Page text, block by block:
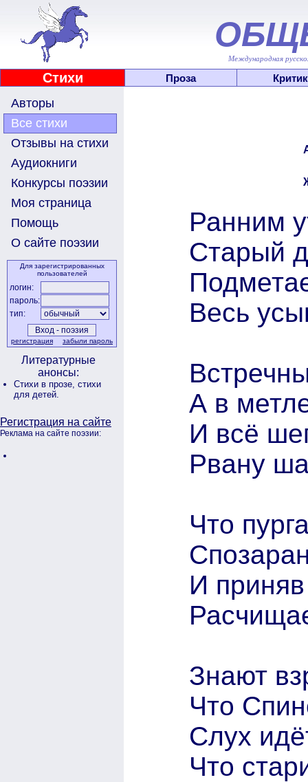
Международная
Стихи Проза
Авторы
Все стихи
Отзывы на стихи
Аудиокниги
Конкурсы поэзии
Моя страница
Помощь
О сайте поэзии
Для зарегистрированных
пользователей
логин:
пароль:
тип:
регистрация забыли пароль
Литературные
анонсы:
Стихи в прозе, стихи
для детей.
Регистрация на сайте
Реклама на сайте поэзии:
Ранним
Старый
Весь
А в
И всё
Рвану
Что
И приняв
Знают
Что
Слух
Что